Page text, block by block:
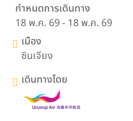
กำหนดการเดินทาง
18 พ.ค. 69 - 18 พ.ค. 69
เมือง
ซินเจียง
เดินทางโดย